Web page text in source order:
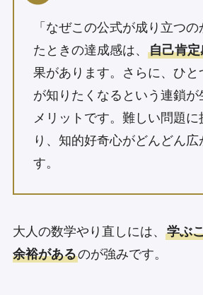
「なぜこの公式が成り立つ
たときの達成感は、 自己肯
果があります。さらに、ひと
が知りたくなるという連鎖が
メリットです。難しい問題に
り、知的好奇心がどんどん広
す。
大人の数学やり直しには、 学ぶ
余裕があるのが強みです。